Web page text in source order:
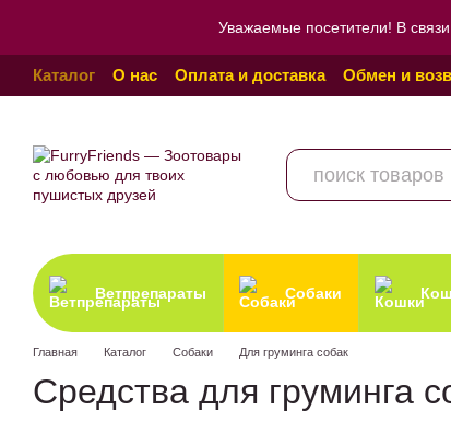
Уважаемые посетители! В
Каталог О нас Оплата и доставка Обмен и
Пользовательское соглашение
Отзывы о
Ветпрепараты
Собаки
Главная Каталог Собаки Для груминга собак
Средства для груминга